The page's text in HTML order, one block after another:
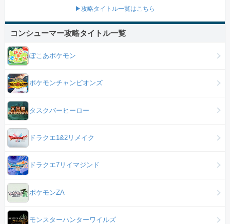
▶攻略タイトル一覧はこちら
コンシューマー攻略タイトル一覧
ぽこあポケモン
ポケモンチャンピオンズ
タスクバーヒーロー
ドラクエ1&2リメイク
ドラクエ7リイマジンド
ポケモンZA
モンスターハンターワイルズ